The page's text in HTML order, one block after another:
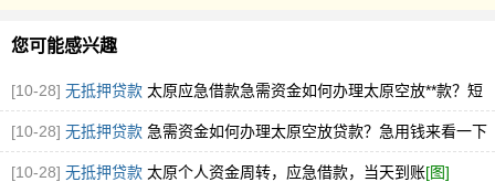
您可能感兴趣
[10-28] 无抵押贷款 太原应急借款急需资金如何办理太原空放**款？短
期急用钱来看一[图]
[10-28] 无抵押贷款 急需资金如何办理太原空放贷款？急用钱来看一下
[图]
[10-28] 无抵押贷款 太原个人资金周转，应急借款，当天到账[图]